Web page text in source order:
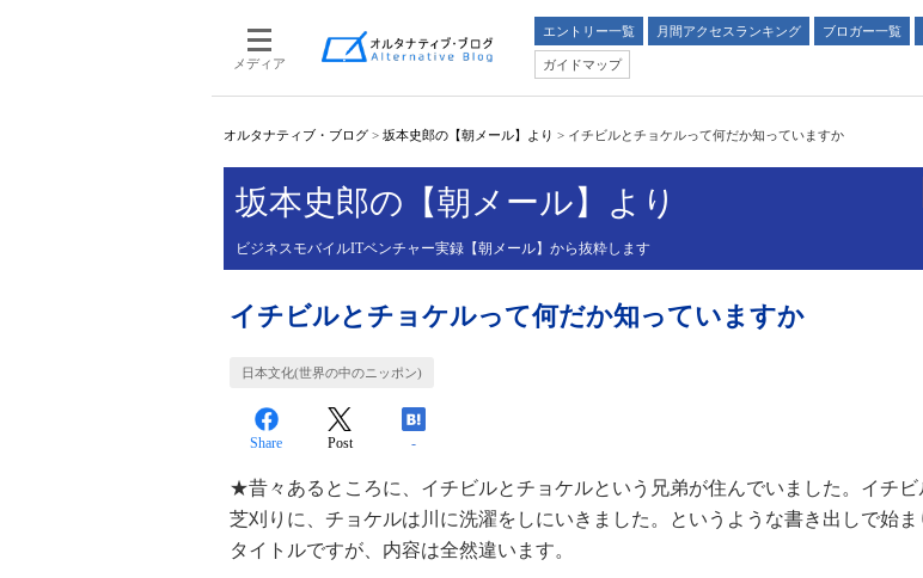
メディア
エントリー一覧 月間アクセスランキング ブロガー一覧
ガイドマップ
オルタナティブ・ブログ > 坂本史郎の【朝メール】より > イチビルとチョケルって何だか知っていますか
坂本史郎の【朝メール】より
ビジネスモバイルITベンチャー実録【朝メール】から抜粋します
イチビルとチョケルって何だか知っていますか
日本文化(世界の中のニッポン)
Share Post -
★昔々あるところに、イチビルとチョケルという兄弟が住んでいました。イチビ
芝刈りに、チョケルは川に洗濯をしにいきました。というような書き出しで始ま
タイトルですが、内容は全然違います。